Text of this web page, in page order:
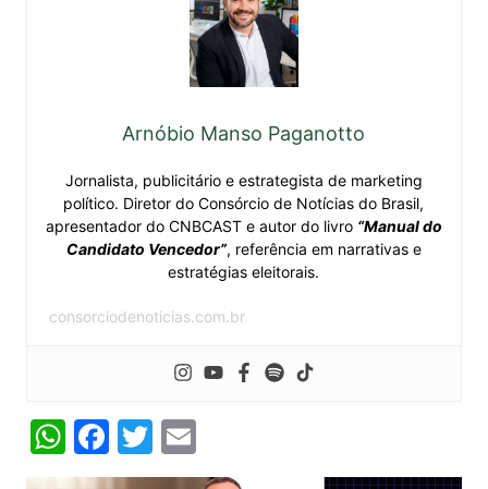
Arnóbio Manso Paganotto
Jornalista, publicitário e estrategista de marketing
político. Diretor do Consórcio de Notícias do Brasil,
apresentador do CNBCAST e autor do livro “Manual do
Candidato Vencedor”, referência em narrativas e
estratégias eleitorais.
consorciodenoticias.com.br
W
h
F
a
T
w
E
m